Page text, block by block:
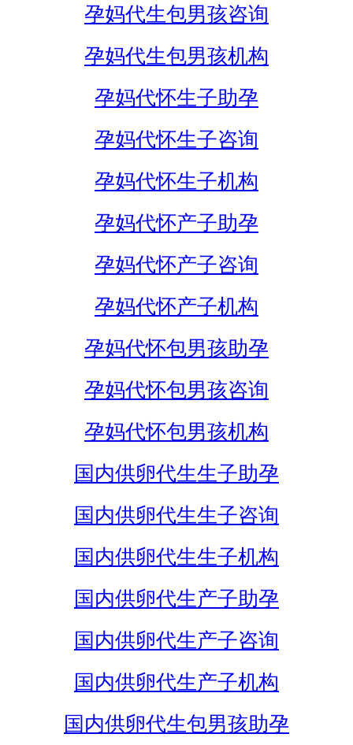
孕妈代生包男孩咨询
孕妈代生包男孩机构
孕妈代怀生子助孕
孕妈代怀生子咨询
孕妈代怀生子机构
孕妈代怀产子助孕
孕妈代怀产子咨询
孕妈代怀产子机构
孕妈代怀包男孩助孕
孕妈代怀包男孩咨询
孕妈代怀包男孩机构
国内供卵代生生子助孕
国内供卵代生生子咨询
国内供卵代生生子机构
国内供卵代生产子助孕
国内供卵代生产子咨询
国内供卵代生产子机构
国内供卵代生包男孩助孕